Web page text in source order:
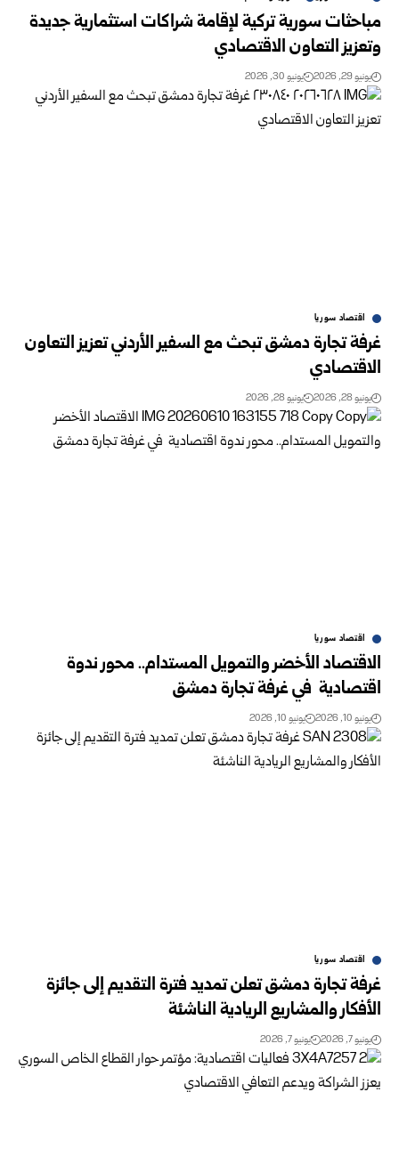
مباحثات سورية تركية لإقامة شراكات استثمارية جديدة
وتعزيز التعاون الاقتصادي
يونيو 29, 2026 يونيو 30, 2026
اقتصاد سوريا
غرفة تجارة دمشق تبحث مع السفير الأردني تعزيز التعاون
الاقتصادي
يونيو 28, 2026 يونيو 28, 2026
اقتصاد سوريا
الاقتصاد الأخضر والتمويل المستدام.. محور ندوة
اقتصادية ‏ في غرفة تجارة دمشق
يونيو 10, 2026 يونيو 10, 2026
اقتصاد سوريا
غرفة تجارة دمشق تعلن تمديد فترة التقديم إلى جائزة
الأفكار والمشاريع الريادية الناشئة
يونيو 7, 2026 يونيو 7, 2026